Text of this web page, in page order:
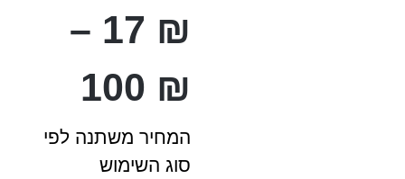
17 ₪
–
100 ₪
המחיר משתנה לפי
סוג השימוש